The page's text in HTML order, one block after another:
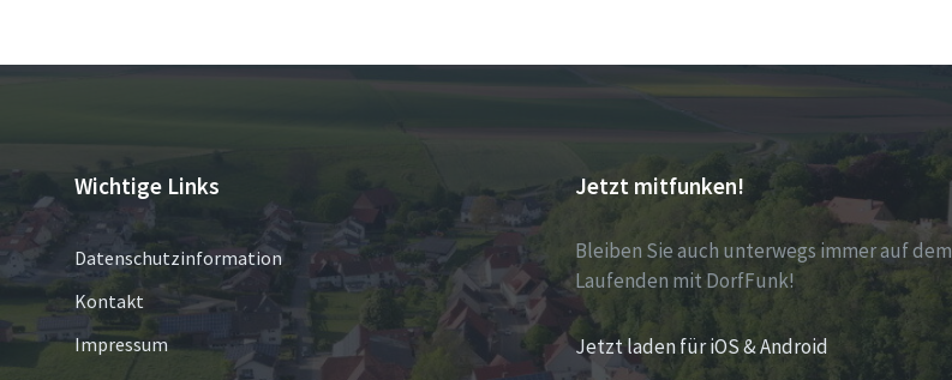
Wichtige Links
Datenschutzinformation
Kontakt
Impressum
Jetzt mitfunken!
Bleiben Sie auch unterwegs immer auf dem
Laufenden mit DorfFunk!
Jetzt laden für iOS & Android